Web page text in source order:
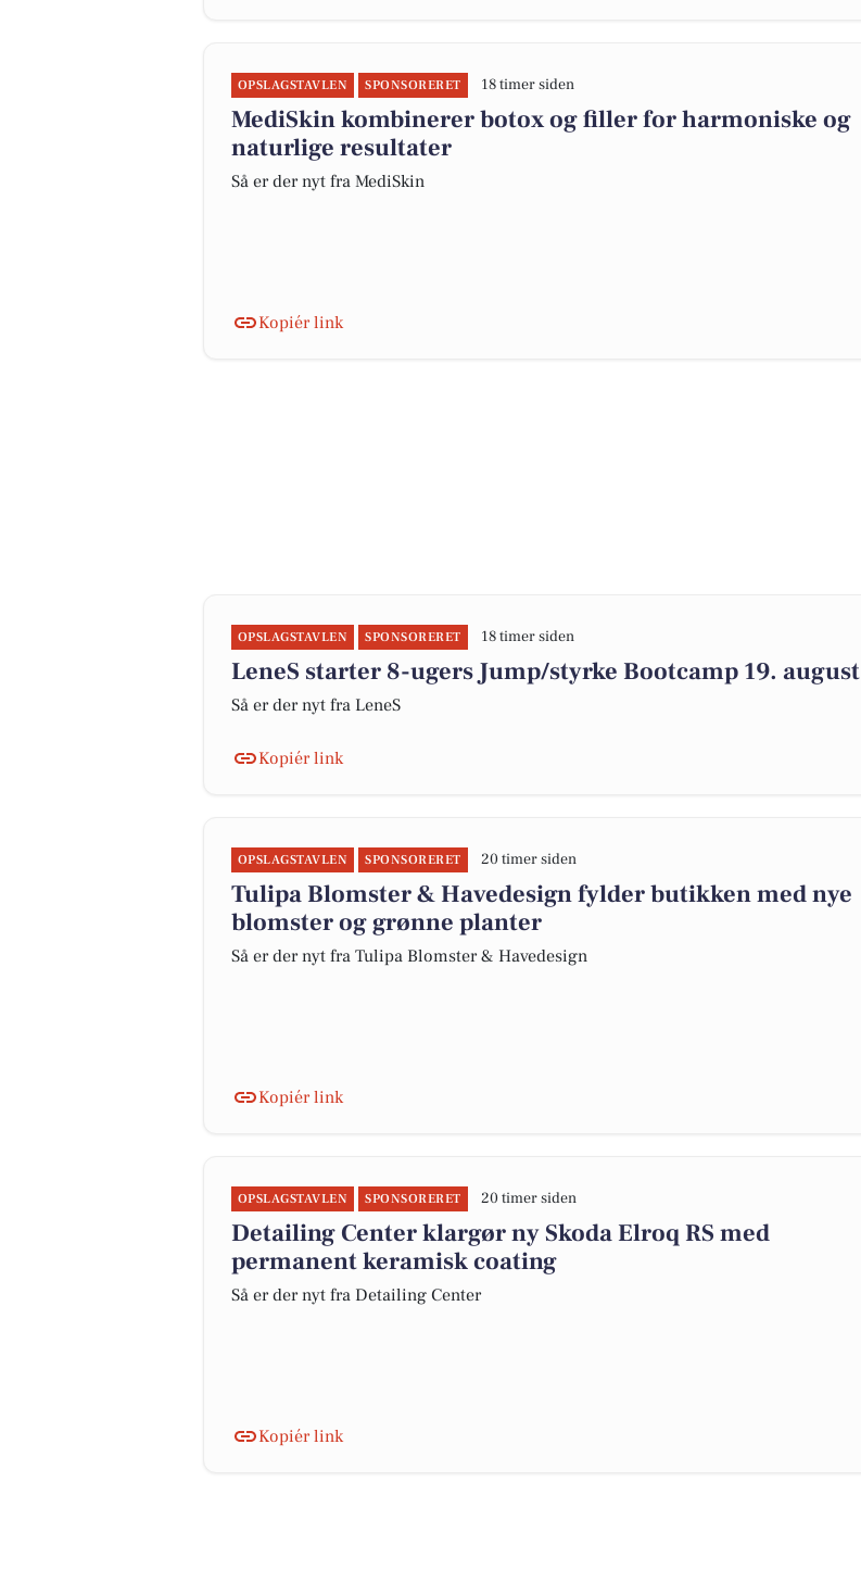
OPSLAGSTAVLEN SPONSORERET 18 timer siden
MediSkin kombinerer botox og filler for harmoniske og
naturlige resultater
Så er der nyt fra MediSkin
Kopiér link
OPSLAGSTAVLEN SPONSORERET 18 timer siden
LeneS starter 8-ugers Jump/styrke Bootcamp 19. august
Så er der nyt fra LeneS
Kopiér link
OPSLAGSTAVLEN SPONSORERET 20 timer siden
Tulipa Blomster & Havedesign fylder butikken med nye
blomster og grønne planter
Så er der nyt fra Tulipa Blomster & Havedesign
Kopiér link
OPSLAGSTAVLEN SPONSORERET 20 timer siden
Detailing Center klargør ny Skoda Elroq RS med
permanent keramisk coating
Så er der nyt fra Detailing Center
Kopiér link